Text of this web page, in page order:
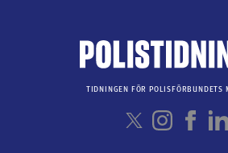
TIDNINGEN FÖR POLISFÖRBUNDETS